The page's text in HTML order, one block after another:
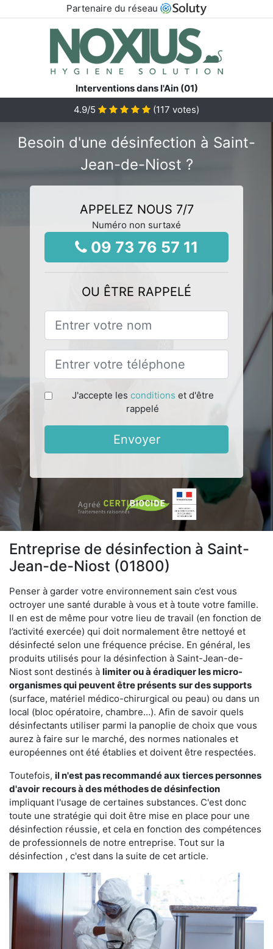
Partenaire du réseau
Interventions dans l'Ain (01)
4.9/5 (117 votes)
Besoin d'une désinfection à Saint-
Jean-de-Niost ?
APPELEZ NOUS 7/7
Numéro non surtaxé
09 73 76 57 11
OU ÊTRE RAPPELÉ
J'accepte les conditions et d'être
rappelé
Envoyer
Entreprise de désinfection à Saint-
Jean-de-Niost (01800)
Penser à garder votre environnement sain c’est vous
octroyer une santé durable à vous et à toute votre famille.
Il en est de même pour votre lieu de travail (en fonction de
l’activité exercée) qui doit normalement être nettoyé et
désinfecté selon une fréquence précise. En général, les
produits utilisés pour la désinfection à Saint-Jean-de-
Niost sont destinés à limiter ou à éradiquer les micro-
organismes qui peuvent être présents sur des supports
(surface, matériel médico-chirurgical ou peau) ou dans un
local (bloc opératoire, chambre…). Afin de savoir quels
désinfectants utiliser parmi la panoplie de choix que vous
aurez à faire sur le marché, des normes nationales et
européennes ont été établies et doivent être respectées.
Toutefois, il n'est pas recommandé aux tierces personnes
d'avoir recours à des méthodes de désinfection
impliquant l'usage de certaines substances. C'est donc
toute une stratégie qui doit être mise en place pour une
désinfection réussie, et cela en fonction des compétences
de professionnels de notre entreprise. Tout sur la
désinfection , c'est dans la suite de cet article.